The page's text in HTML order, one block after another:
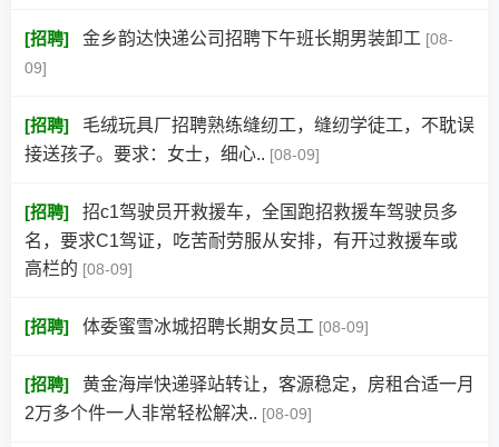
[招聘] 金乡韵达快递公司招聘下午班长期男装卸工 [08-
09]
[招聘]
毛绒玩具厂招聘熟练缝纫工，缝纫学徒工，不耽误
接送孩子。要求：女士，细心.. [08-09]
[招聘]
招c1驾驶员开救援车，全国跑招救援车驾驶员多
名，要求C1驾证，吃苦耐劳服从安排，有开过救援车或
高栏的 [08-09]
[招聘] 体委蜜雪冰城招聘长期女员工 [08-09]
[招聘]
黄金海岸快递驿站转让，客源稳定，房租合适一月
2万多个件一人非常轻松解决.. [08-09]